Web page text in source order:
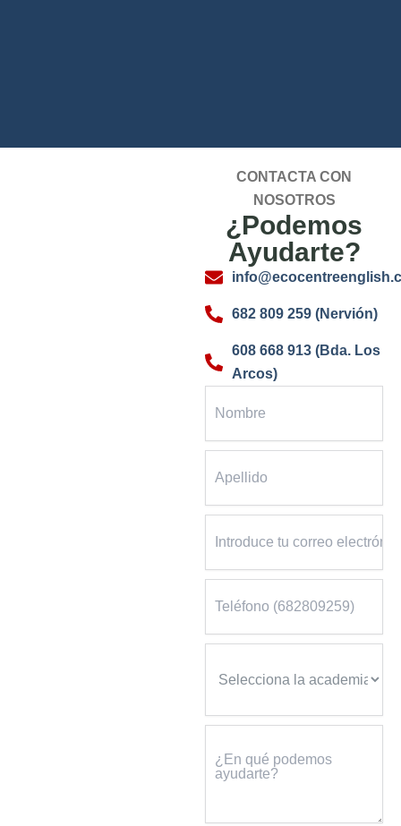
CONTACTA CON
NOSOTROS
¿Podemos
Ayudarte?
682 809 259 (Nervión)
608 668 913 (Bda. Los
Arcos)